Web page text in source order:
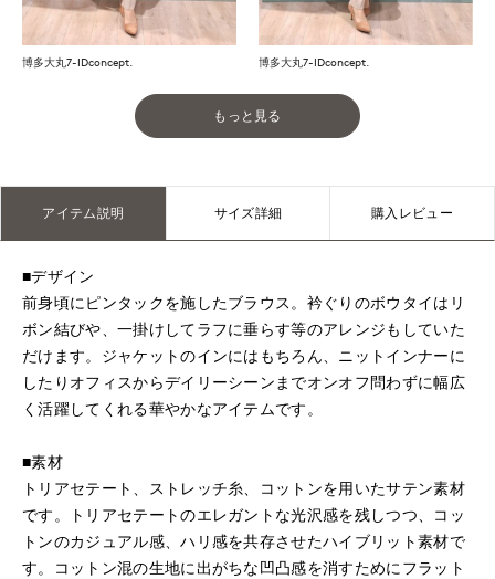
博多大丸7-IDconcept. 博多大丸7-IDconcept.
もっと見る
アイテム説明 サイズ詳細 購入レビュー
■デザイン
前身頃にピンタックを施したブラウス。衿ぐりのボウタイはリ
ボン結びや、一掛けしてラフに垂らす等のアレンジもしていた
だけます。ジャケットのインにはもちろん、ニットインナーに
したりオフィスからデイリーシーンまでオンオフ問わずに幅広
く活躍してくれる華やかなアイテムです。
■素材
トリアセテート、ストレッチ糸、コットンを用いたサテン素材
です。トリアセテートのエレガントな光沢感を残しつつ、コッ
トンのカジュアル感、ハリ感を共存させたハイブリット素材で
す。コットン混の生地に出がちな凹凸感を消すためにフラット